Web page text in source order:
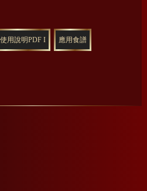
使用說明PDF I 應用食譜